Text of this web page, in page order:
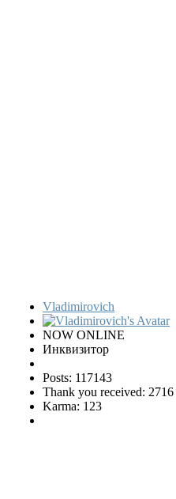
Vladimirovich
NOW ONLINE
Инквизитор
Posts: 117143
Thank you received: 2716
Karma: 123